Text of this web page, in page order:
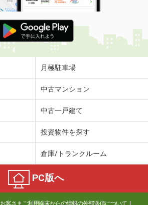
月極駐車場
中古マンション
中古一戸建て
投資物件を探す
倉庫/トランクルーム
PC版へ
お客さまご利用端末からの情報の外部送信について